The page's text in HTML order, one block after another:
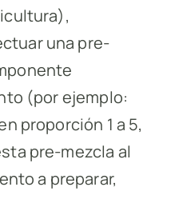
una pre-
(por ejemplo:
proporción 1 a 5,
pre-mezcla al
a preparar,